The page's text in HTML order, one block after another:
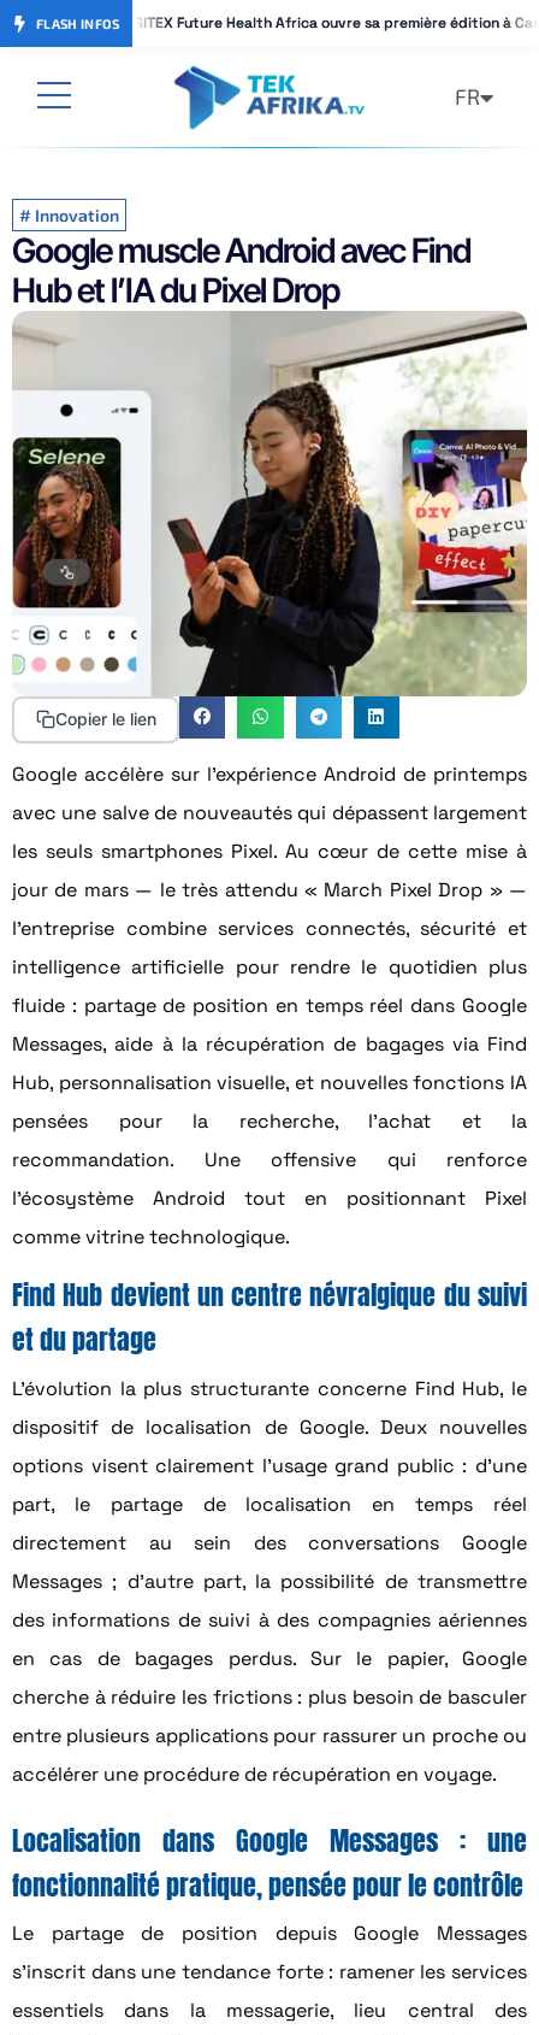
FLASH INFOS GITEX Future Health Africa ouvre sa première édition à
GITEX Future Health Africa ouvre sa première édition à
FR
AR
# Innovation
Google muscle Android avec Find
Hub et l’IA du Pixel Drop
Copier le lien
Google accélère sur l’expérience Android de printemps
avec une salve de nouveautés qui dépassent largement
les seuls smartphones Pixel. Au cœur de cette mise à
jour de mars — le très attendu « March Pixel Drop » —
l’entreprise combine services connectés, sécurité et
intelligence artificielle pour rendre le quotidien plus
fluide : partage de position en temps réel dans Google
Messages, aide à la récupération de bagages via Find
Hub, personnalisation visuelle, et nouvelles fonctions IA
pensées pour la recherche, l’achat et la
recommandation. Une offensive qui renforce
l’écosystème Android tout en positionnant Pixel
comme vitrine technologique.
Find Hub devient un centre névralgique du suivi
et du partage
L’évolution la plus structurante concerne Find Hub, le
dispositif de localisation de Google. Deux nouvelles
options visent clairement l’usage grand public : d’une
part, le partage de localisation en temps réel
directement au sein des conversations Google
Messages ; d’autre part, la possibilité de transmettre
des informations de suivi à des compagnies aériennes
en cas de bagages perdus. Sur le papier, Google
cherche à réduire les frictions : plus besoin de basculer
entre plusieurs applications pour rassurer un proche ou
accélérer une procédure de récupération en voyage.
Localisation dans Google Messages : une
fonctionnalité pratique, pensée pour le contrôle
Le partage de position depuis Google Messages
s’inscrit dans une tendance forte : ramener les services
essentiels dans la messagerie, lieu central des